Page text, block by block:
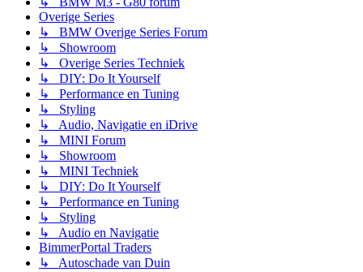
Overige Series
↳ BMW Overige Series Forum
↳ Showroom
↳ Overige Series Techniek
↳ DIY: Do It Yourself
↳ Performance en Tuning
↳ Styling
↳ Audio, Navigatie en iDrive
↳ MINI Forum
↳ Showroom
↳ MINI Techniek
↳ DIY: Do It Yourself
↳ Performance en Tuning
↳ Styling
↳ Audio en Navigatie
BimmerPortal Traders
↳ Autoschade van Duin